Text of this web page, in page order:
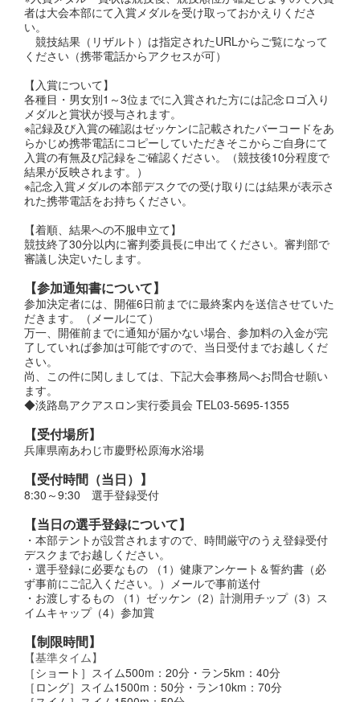
者は大会本部にて入賞メダルを受け取っておかえりくださ
い。
競技結果（リザルト）は指定されたURLからご覧になって
ください（携帯電話からアクセスが可）
【入賞について】
各種目・男女別1～3位までに入賞された方には記念ロゴ入り
メダルと賞状が授与されます。
※記録及び入賞の確認はゼッケンに記載されたバーコードをあ
らかじめ携帯電話にコピーしていただきそこからご自身にて
入賞の有無及び記録をご確認ください。（競技後10分程度で
結果が反映されます。）
※記念入賞メダルの本部デスクでの受け取りには結果が表示さ
れた携帯電話をお持ちください。
【着順、結果への不服申立て】
競技終了30分以内に審判委員長に申出てください。審判部で
審議し決定いたします。
【参加通知書について】
参加決定者には、開催6日前までに最終案内を送信させていた
だきます。（メールにて）
万一、開催前までに通知が届かない場合、参加料の入金が完
了していれば参加は可能ですので、当日受付までお越しくだ
さい。
尚、この件に関しましては、下記大会事務局へお問合せ願い
ます。
◆淡路島アクアスロン実行委員会 TEL03-5695-1355
【受付場所】
兵庫県南あわじ市慶野松原海水浴場
【受付時間（当日）】
8:30～9:30 選手登録受付
【当日の選手登録について】
・本部テントが設営されますので、時間厳守のうえ登録受付
デスクまでお越しください。
・選手登録に必要なもの （1）健康アンケート＆誓約書（必
ず事前にご記入ください。）メールで事前送付
・お渡しするもの （1）ゼッケン（2）計測用チップ（3）ス
イムキャップ（4）参加賞
【制限時間】
【基準タイム】
［ショート］スイム500m：20分・ラン5km：40分
［ロング］スイム1500m：50分・ラン10km：70分